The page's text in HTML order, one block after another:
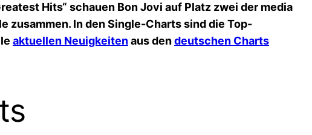
Hits“ schauen Bon Jovi auf Platz zwei der media
zusammen. In den Single-Charts sind die Top-
aktuellen Neuigkeitenaus dendeutschen Charts